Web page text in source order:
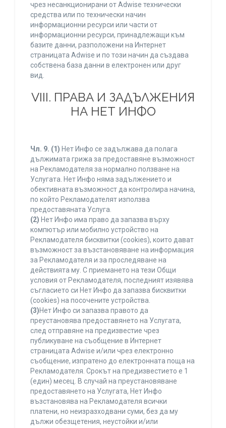
чрез несанкционирани от Adwise технически
средства или по технически начин
информационни ресурси или части от
информационни ресурси, принадлежащи към
базите данни, разположени на Интернет
страницата Adwise и по този начин да създава
собствена база данни в електронен или друг
вид.
VIII. ПРАВА И ЗАДЪЛЖЕНИЯ
НА НЕТ ИНФО
Чл. 9. (1) Нет Инфо се задължава да полага
дължимата грижа за предоставяне възможност
на Рекламодателя за нормално ползване на
Услугата. Нет Инфо няма задължението и
обективната възможност да контролира начина,
по който Рекламодателят използва
предоставяната Услуга.
(2) Нет Инфо има право да запазва върху
компютър или мобилно устройство на
Рекламодателя бисквитки (cookies), които дават
възможност за възстановяване на информация
за Рекламодателя и за проследяване на
действията му. С приемането на тези Общи
условия от Рекламодателя, последният изявява
съгласието си Нет Инфо да запазва бисквитки
(cookies) на посочените устройства.
(3)Нет Инфо си запазва правото да
преустановява предоставянето на Услугата,
след отправяне на предизвестие чрез
публикуване на съобщение в Интернет
страницата Adwise и/или чрез електронно
съобщение, изпратено до електронната поща на
Рекламодателя. Срокът на предизвестието е 1
(един) месец. В случай на преустановяване
предоставянето на Услугата, Нет Инфо
възстановява на Рекламодателя всички
платени, но неизразходвани суми, без да му
дължи обезщетения, неустойки и/или